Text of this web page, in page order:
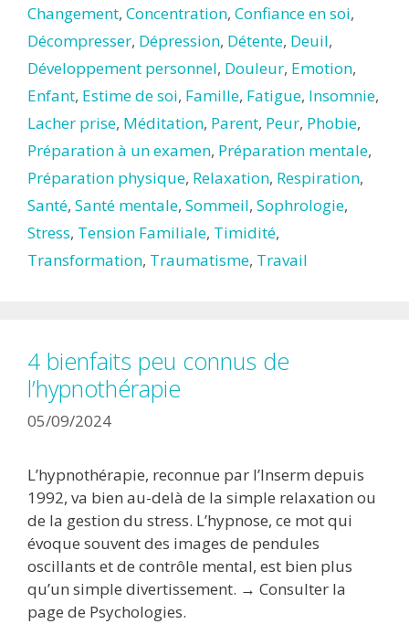
Changement, Concentration, Confiance en soi,
Décompresser, Dépression, Détente, Deuil,
Développement personnel, Douleur, Emotion,
Enfant, Estime de soi, Famille, Fatigue, Insomnie,
Lacher prise, Méditation, Parent, Peur, Phobie,
Préparation à un examen, Préparation mentale,
Préparation physique, Relaxation, Respiration,
Santé, Santé mentale, Sommeil, Sophrologie,
Stress, Tension Familiale, Timidité,
Transformation, Traumatisme, Travail
4 bienfaits peu connus de
l’hypnothérapie
05/09/2024
L’hypnothérapie, reconnue par l’Inserm depuis
1992, va bien au-delà de la simple relaxation ou
de la gestion du stress. L’hypnose, ce mot qui
évoque souvent des images de pendules
oscillants et de contrôle mental, est bien plus
qu’un simple divertissement. → Consulter la
page de Psychologies.